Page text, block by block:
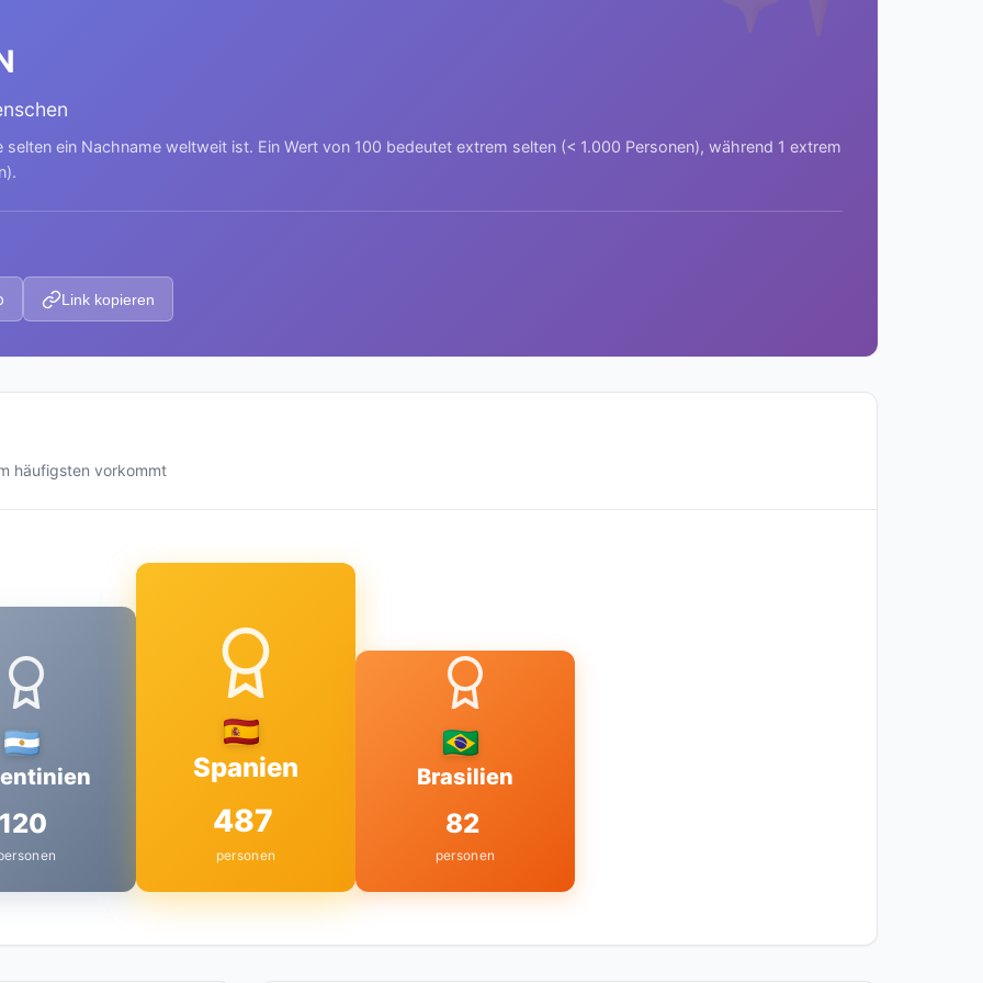
ein Nachname weltweit ist. Ein Wert von 100 bedeutet extrem selten (< 1.000 Personen), während 1 extrem
Link kopieren
häufigsten vorkommt
120
Spanien
487
personen
Brasilien
82
personen